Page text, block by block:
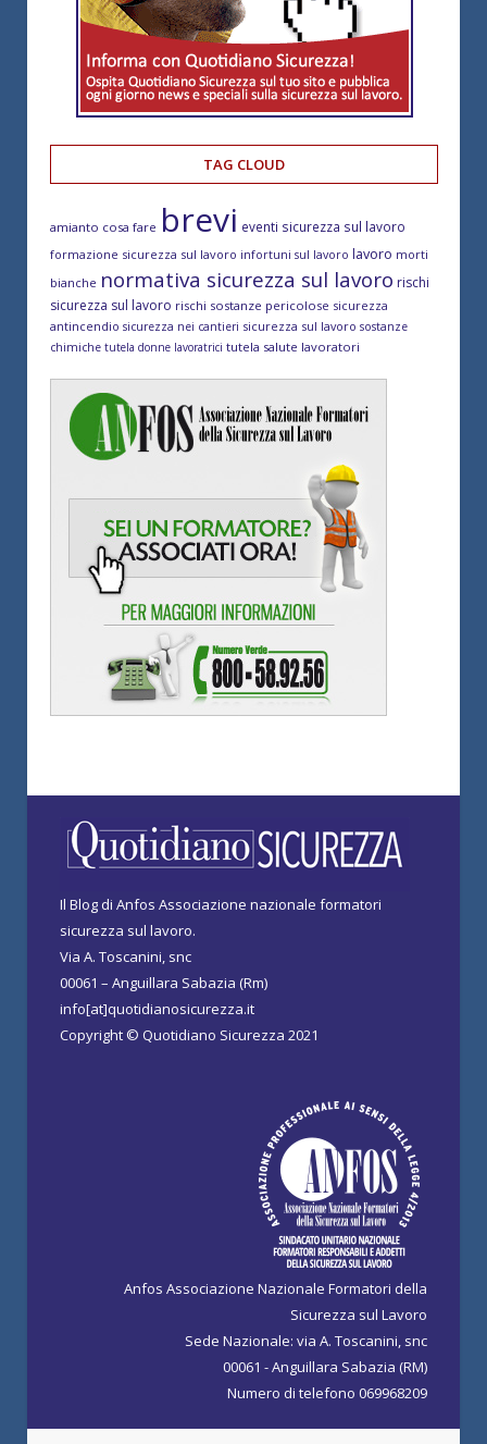
TAG CLOUD
amianto cosa fare brevi eventi sicurezza sul lavoro
formazione sicurezza sul lavoro infortuni sul lavoro lavoro morti
bianche normativa sicurezza sul lavoro rischi
sicurezza sul lavoro rischi sostanze pericolose sicurezza
antincendio sicurezza nei cantieri sicurezza sul lavoro sostanze
chimiche tutela donne lavoratrici tutela salute lavoratori
Il Blog di Anfos Associazione nazionale formatori
sicurezza sul lavoro.
Via A. Toscanini, snc
00061 – Anguillara Sabazia (Rm)
info[at]quotidianosicurezza.it
Copyright © Quotidiano Sicurezza 2021
Anfos Associazione Nazionale Formatori della
Sicurezza sul Lavoro
Sede Nazionale: via A. Toscanini, snc
00061 - Anguillara Sabazia (RM)
Numero di telefono 069968209